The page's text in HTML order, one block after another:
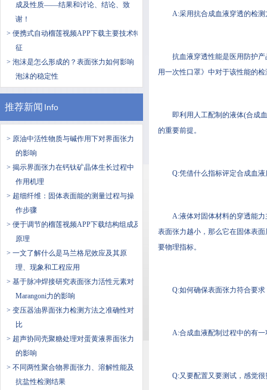
成及性质——结果和讨论、结论、致
谢！
> 便携式自动榴莲视频APP下载主要技术特
征
> 泡沫是怎么形成的？表面张力如何影响
泡沫的稳定性
推荐新闻 Info
> 原油中活性物质与碱作用下对界面张力
的影响
> 揭示界面张力在钙钛矿晶体生长过程中
作用机理
> 超细纤维：固体表面能的测量过程与操
作步骤
> 便于调节的榴莲视频APP下载结构组成及
原理
> 一文了解什么是​马兰格尼效应及其原
理、现象和工程应用
> 基于脉冲焊接研究表面张力活性元素对
Marangoni力的影响
> 变压器油界面张力检测方法之准确性对
比
> 超声协同壳聚糖处理对蛋黄液界面张力
的影响
> 不同两性聚合物界面张力、溶解性能及
抗盐性检测结果
A:采用抗合成血液穿透的检
抗血液穿透性能是医用防护产
用一次性口罩》中对于该性能的检
即利用人工配制的液体(合成
的重要前提。
Q:凭借什么指标评定合成血液
A:液体对固体材料的穿透能力
表面张力越小，那么它在固体表
要物理指标。
Q:如何确保表面张力符合要求
A:合成血液配制过程中的有一
Q:又要配置又要测试，感觉很费